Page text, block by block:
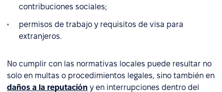
contribuciones sociales;
permisos de trabajo y requisitos de visa para
extranjeros.
No cumplir con las normativas locales puede resultar no
solo en multas o procedimientos legales, sino también en
daños a la reputación y en interrupciones dentro del